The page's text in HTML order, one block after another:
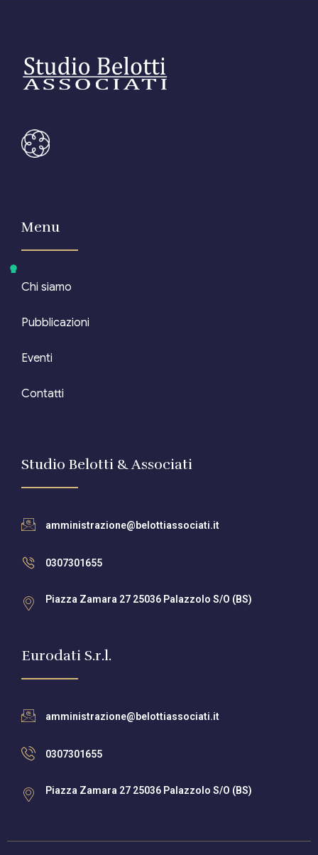
Menu
Chi siamo
Pubblicazioni
Eventi
Contatti
Studio Belotti & Associati
amministrazione@belottiassociati.it
0307301655
Piazza Zamara 27 25036 Palazzolo S/O (BS)
Eurodati S.r.l.
amministrazione@belottiassociati.it
0307301655
Piazza Zamara 27 25036 Palazzolo S/O (BS)